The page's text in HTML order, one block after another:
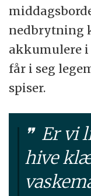
nedbrytning
akkumulere
får i seg
spiser.
Er vi
hive